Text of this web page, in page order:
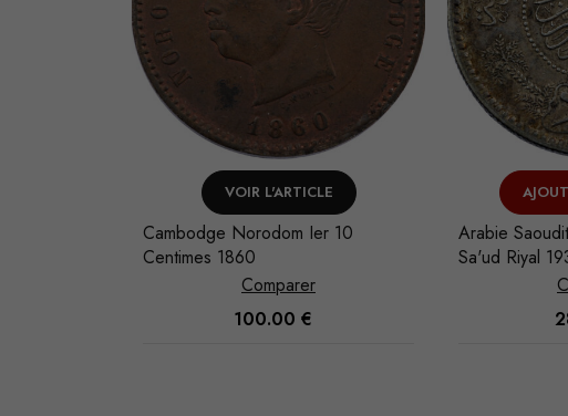
VOIR L'ARTICLE
Cambodge Norodom Ier 10
Centimes 1860
Comparer
100.00€
Arabie
Sa'ud Riyal